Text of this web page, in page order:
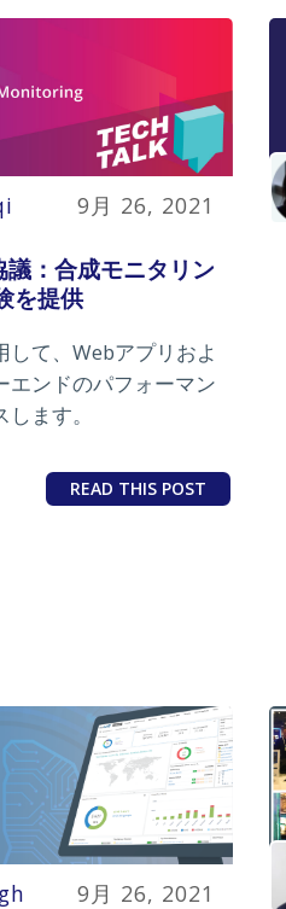
9月 26, 2021
：合成モニタリン
を提供
て、Webアプリおよ
エンドのパフォーマン
ます。
READ THIS POST
9月 26, 2021